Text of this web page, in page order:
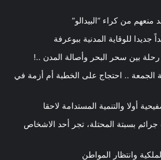
من كراء “البيدالو”
جديدا للوقاية المدنية ببوعرفة
بين سحر البحر وأصالة المدن ..!
الجمعة .. احتجاج على الخطبة أم أزمة في
أولا والتنمية المستدامة لاحقا
بسبتة المحتلة، تجر أحد الاشخاص
وانتظار المواطن